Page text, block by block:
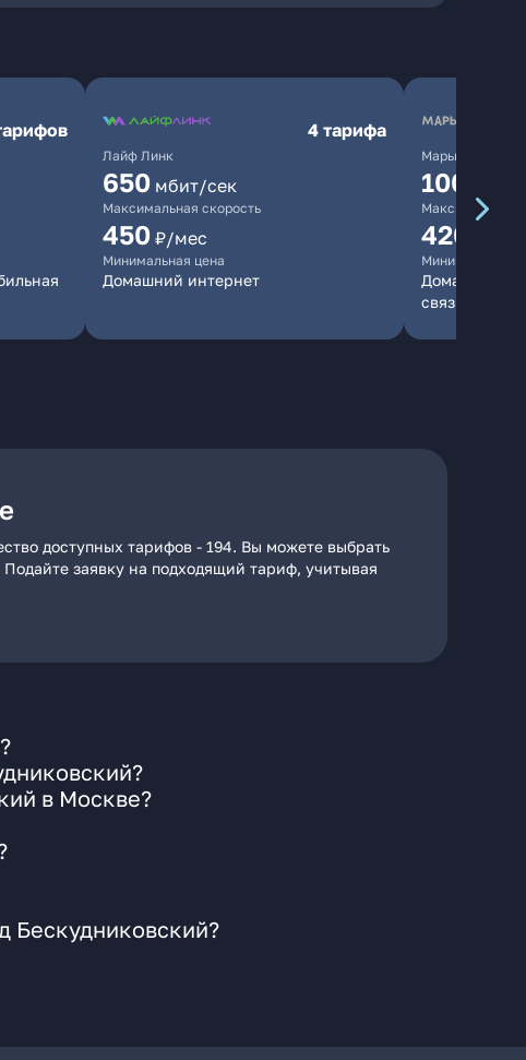
Лайф Линк
4 тарифа
650 мбит/сек
Максимальная скорость
450 ₽/мес
Минимальная цена
Домашний интернет
Марьино.нет
10000
Максимальная
420
Минимальная
Домашний
связь
доступных тарифов - 194. Вы можете выбрать
заявку на подходящий тариф, учитывая
в Москве?
Бескудниковский?